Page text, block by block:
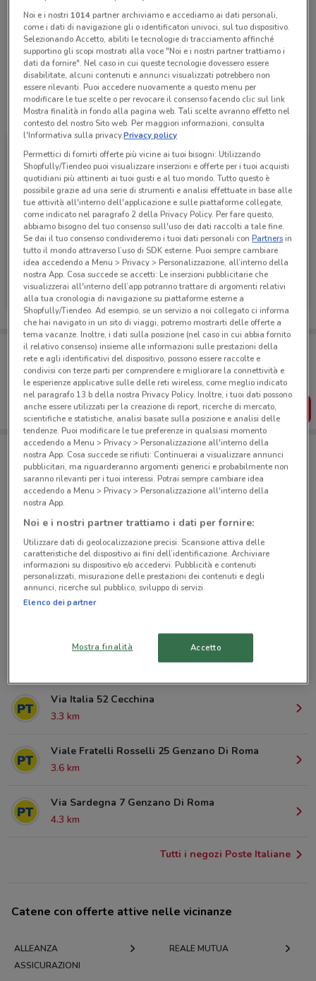
Lunedì n.d.
Martedì n.d.
Mercoledì n.d.
Giovedì n.d.
Venerdì n.d.
Sabato n.d.
Domenica n.d.
Tutte le promozioni di questo negozio
Poste Italiane
Scade il 06/10
Porta DoveConviene sempre con te!
Puoi trovare le migliori offerte dei negozi vicino a te,
salvarle e creare la tua lista del risparmio, comodamente
dal tuo cellulare.
SCARICA L’APP
Negozi Poste Italiane a Albano Laziale
© MapTiler© OpenStreetMap contributors
Piazzale Caduti Di Via Fani Snc Ariccia
Piazza Della Liberta' 10 Castel Gandolfo
Via Italia 52 Cecchina
3.3 km
Viale Fratelli Rosselli 25 Genzano Di Roma
3.6 km
Via Sardegna 7 Genzano Di Roma
4.3 km
Tutti i negozi Poste Italiane
Catene con offerte attive nelle vicinanze
ALLEANZA
ASSICURAZIONI
REALE MUTUA
Noi e i nostri 1014partner archiviamo e accediamo ai dati personali,
come i dati di navigazione gli o identificatori univoci, sul tuo dispositivo.
Selezionando Accetto, abiliti le tecnologie di tracciamento affinché
supportino gli scopi mostrati alla voce "Noi e i nostri partner trattiamo i
dati da fornire". Nel caso in cui queste tecnologie dovessero essere
disabilitate, alcuni contenuti e annunci visualizzati potrebbero non
essere rilevanti. Puoi accedere nuovamente a questo menu per
modificare le tue scelte o per revocare il consenso facendo clic sul link
Mostra finalità in fondo alla pagina web. Tali scelte avranno effetto nel
contesto del nostro Sito web. Per maggiori informazioni, consulta
l'Informativa sulla privacy.Privacy policy
Permettici di fornirti offerte più vicine ai tuoi bisogni: Utilizzando
Shopfully/Tiendeo puoi visualizzare inserzioni e offerte per i tuoi acquisti
quotidiani più attinenti ai tuoi gusti e al tuo mondo. Tutto questo è
possibile grazie ad una serie di strumenti e analisi effettuate in base alle
tue attività all'interno dell'applicazione e sulle piattaforme collegate,
come indicato nel paragrafo 2 della Privacy Policy. Per fare questo,
abbiamo bisogno del tuo consenso sull'uso dei dati raccolti a tale fine.
Se dai il tuo consenso condivideremo i tuoi dati personali conPartnersin
tutto il mondo attraverso l’uso di SDK esterne. Puoi sempre cambiare
idea accedendo a Menu > Privacy > Personalizzazione, all’interno della
nostra App. Cosa succede se accetti: Le inserzioni pubblicitarie che
visualizzerai all'interno dell’app potranno trattare di argomenti relativi
alla tua cronologia di navigazione su piattaforme esterne a
Shopfully/Tiendeo. Ad esempio, se un servizio a noi collegato ci informa
che hai navigato in un sito di viaggi, potremo mostrarti delle offerte a
tema vacanze. Inoltre, i dati sulla posizione (nel caso in cui abbia fornito
il relativo consenso) insieme alle informazioni sulle prestazioni della
rete e agli identificativi del dispositivo, possono essere raccolte e
condivisi con terze parti per comprendere e migliorare la connettività e
le esperienze applicative sulle delle reti wireless, come meglio indicato
nel paragrafo 13.b della nostra Privacy Policy. Inoltre, i tuoi dati possono
anche essere utilizzati per la creazione di report, ricerche di mercato,
scientifiche e statistiche, analisi basate sulla posizione e analisi delle
tendenze. Puoi modificare le tue preferenze in qualsiasi momento
accedendo a Menu > Privacy > Personalizzazione all'interno della
nostra App. Cosa succede se rifiuti: Continuerai a visualizzare annunci
pubblicitari, ma riguarderanno argomenti generici e probabilmente non
saranno rilevanti per i tuoi interessi. Potrai sempre cambiare idea
accedendo a Menu > Privacy > Personalizzazione all'interno della
nostra App.
Noi e i nostri partner trattiamo i dati per fornire:
Utilizzare dati di geolocalizzazione precisi. Scansione attiva delle
caratteristiche del dispositivo ai fini dell’identificazione. Archiviare
informazioni su dispositivo e/o accedervi. Pubblicità e contenuti
personalizzati, misurazione delle prestazioni dei contenuti e degli
annunci, ricerche sul pubblico, sviluppo di servizi.
Elenco dei partner
Mostra finalità Accetto